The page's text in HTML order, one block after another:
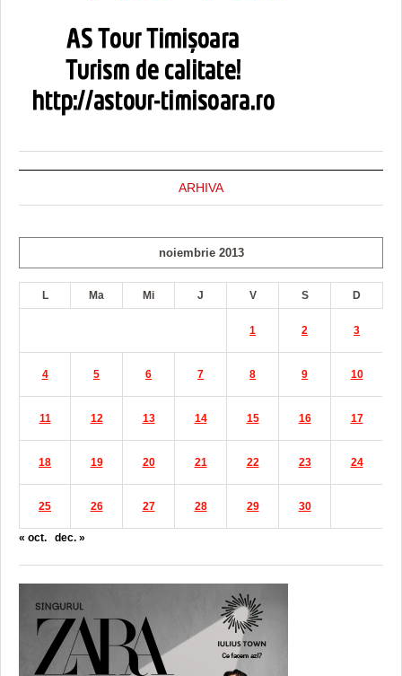
ARHIVA
noiembrie 2013
L Ma Mi J V S D
1 2 3
4 5 6 7 8 9 10
11 12 13 14 15 16 17
18 19 20 21 22 23 24
25 26 27 28 29 30
« oct. dec. »